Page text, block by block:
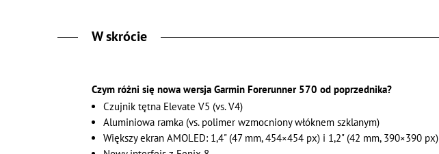
W skrócie
Czym różni się nowa wersja Garmin Forerunner 570 od poprzednika?
Czujnik tętna Elevate V5 (vs. V4)
Aluminiowa ramka (vs. polimer wzmocniony włóknem szklanym)
Większy ekran AMOLED: 1,4" (47 mm, 454×454 px) i 1,2" (42 mm, 390×390 px)